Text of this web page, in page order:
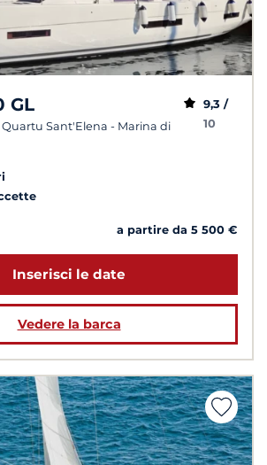
GL
Quartu Sant'Elena - Marina di
9,3 /
10
a partire da 5 500 €
Inserisci le date
Vedere la barca